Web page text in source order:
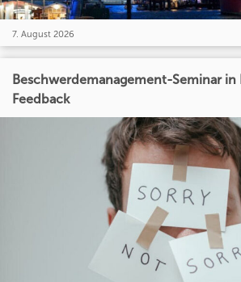
7. August 2026
Beschwerdemanagement-Seminar
Feedback